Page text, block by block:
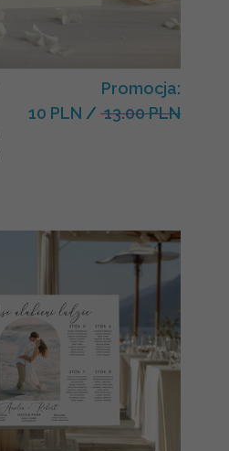
Promocja:
10 PLN / 13.00 PLN